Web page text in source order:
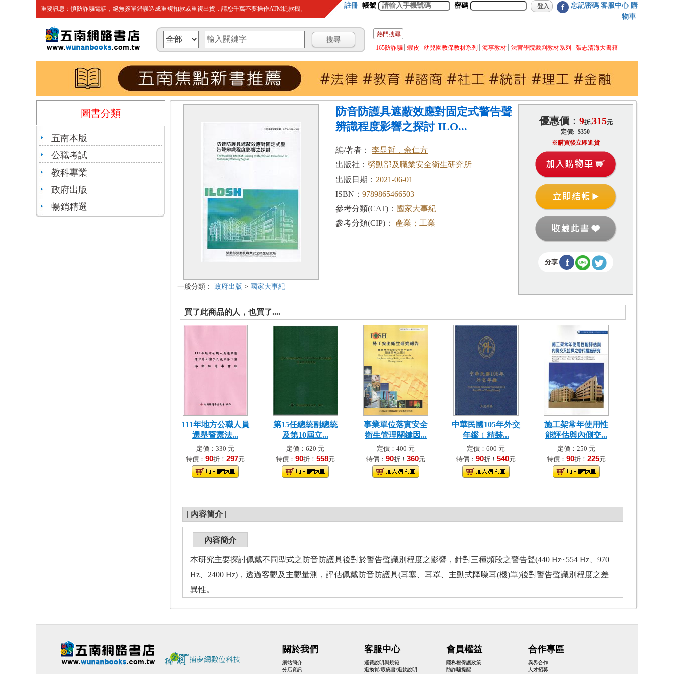
重要訊息：慎防詐騙電話，絕無簽單錯誤造成重複扣款或重複出貨，請您千萬不要操作ATM提款機。 註冊 帳號 密碼 f 忘記密碼 客服中心 購
物車
熱門搜尋
165防詐騙
蝦皮 幼兒園教保教材系列 海事教材 法官學院裁判教材系列 張志清海大書籍
圖書分類
五南本版
公職考試
教科專業
政府出版
暢銷精選
一般分類： 政府出版 > 國家大事紀
防音防護具遮蔽效應對固定式警告聲
辨識程度影響之探討 ILO...
編/著者： 李昆哲，余仁方
出版社： 勞動部及職業安全衛生研究所
出版日期： 2021-06-01
ISBN： 9789865466503
參考分類(CAT)： 國家大事紀
參考分類(CIP)：
產業；工業
優惠價： 9折,315元
定價:$350
※購買後立即進貨
分享 f
買了此商品的人，也買了....
111年地方公職人員
選舉暨憲法...
定價：330 元
特價： 90折！ 297元
第15任總統副總統
及第10屆立...
定價：620 元
特價： 90折！ 558元
事業單位落實安全
衛生管理關鍵因...
定價：400 元
特價： 90折！ 360元
中華民國105年外交
年鑑﹝精裝...
定價：600 元
特價： 90折！ 540元
施工架常年使用性
能評估與內側交...
定價：250 元
特價： 90折！ 225元
| 內容簡介 |
內容簡介
本研究主要探討佩戴不同型式之防音防護具後對於警告聲識別程度之影響，針對三種頻段之警告聲(440 Hz~554 Hz、970
Hz、2400 Hz)，透過客觀及主觀量測，評估佩戴防音防護具(耳塞、耳罩、主動式降噪耳(機)罩)後對警告聲識別程度之差
異性。
關於我們
網站簡介
分店資訊
客服中心
運費說明與規範
退換貨/瑕疵書/退款說明
會員權益
隱私權保護政策
防詐騙提醒
合作專區
異界合作
人才招募